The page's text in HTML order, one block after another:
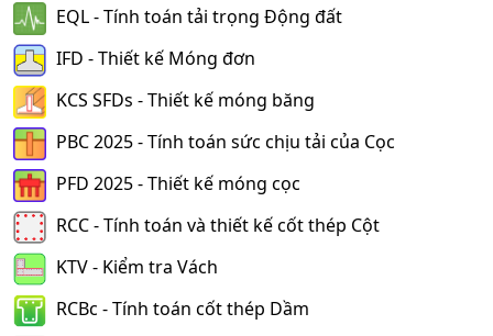
EQL - Tính toán tải trọng Động đất
IFD - Thiết kế Móng đơn
KCS SFDs - Thiết kế móng băng
PBC 2025 - Tính toán sức chịu tải của Cọc
PFD 2025 - Thiết kế móng cọc
RCC - Tính toán và thiết kế cốt thép Cột
KTV - Kiểm tra Vách
RCBc - Tính toán cốt thép Dầm